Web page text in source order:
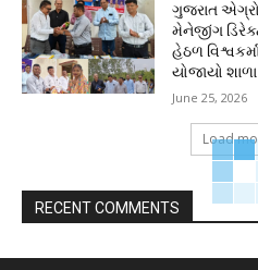
ગુજરાત એગ્રો
મેનેજીંગ
હેઠળ
યોજાયો
June 25, 2026
Load
RECENT COMMENTS